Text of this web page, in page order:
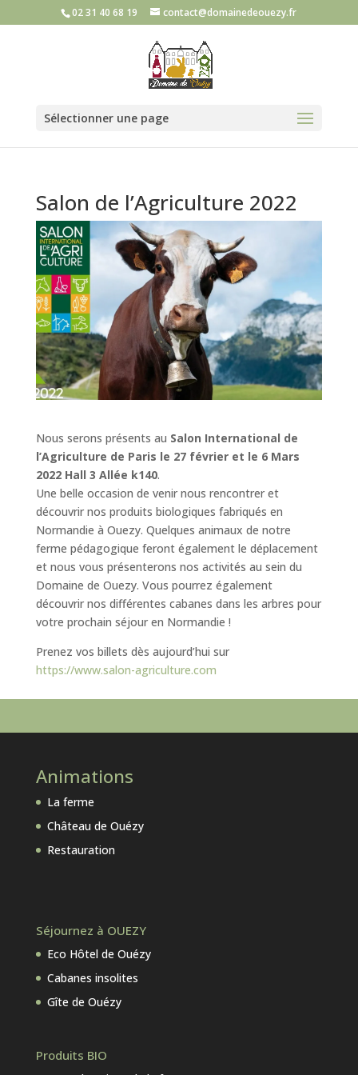
02 31 40 68 19 contact@domainedeouezy.fr
Sélectionner une page
Salon de l’Agriculture 2022
Nous serons présents au Salon International de
l’Agriculture de Paris le 27 février et le 6 Mars
2022 Hall 3 Allée k140.
Une belle occasion de venir nous rencontrer et
découvrir nos produits biologiques fabriqués en
Normandie à Ouezy. Quelques animaux de notre
ferme pédagogique feront également le déplacement
et nous vous présenterons nos activités au sein du
Domaine de Ouezy. Vous pourrez également
découvrir nos différentes cabanes dans les arbres pour
votre prochain séjour en Normandie !
Prenez vos billets dès aujourd’hui sur
https://www.salon-agriculture.com
Animations
La ferme
Château de Ouézy
Restauration
Séjournez à OUEZY
Eco Hôtel de Ouézy
Cabanes insolites
Gîte de Ouézy
Produits BIO